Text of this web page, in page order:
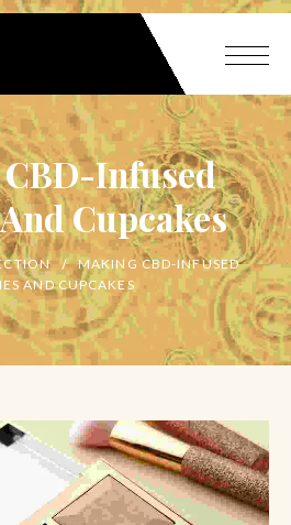
Infused
Cupcakes
MAKING CBD-INFUSED
AND CUPCAKES